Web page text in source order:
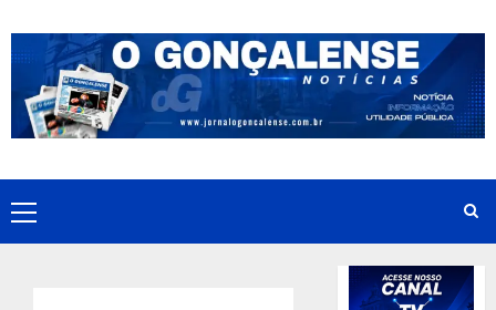
to
content
Primary
Menu